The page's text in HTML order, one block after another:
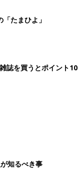
に部屋を暖め暖房
器を夜中ずっと稼働
寒くなる日も。そ
、暖房を一晩中入れ
気が出るものがあり
は、窓に結露が発生
換気をし、カビが発
たまひよ」
誌を買うとポイント10
知るべき事